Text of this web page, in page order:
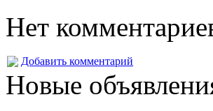
Нет
Добавить комментарий
Новые